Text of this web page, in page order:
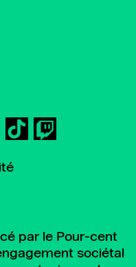
par le Pour-cent
sociétal